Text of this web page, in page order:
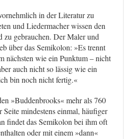
in der Literatur zu
und Liedermacher wissen den
zu gebrauchen. Der Maler und
über das Semikolon: »Es trennt
nächsten wie ein Punktum – nicht
auch nicht so lässig wie ein
bin noch nicht fertig.«
»Buddenbrooks« mehr als 760
mindestens einmal, häufiger
findet das Semikolon bei ihm oft
oder mit einem »dann«